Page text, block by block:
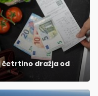
četrtino dražja od